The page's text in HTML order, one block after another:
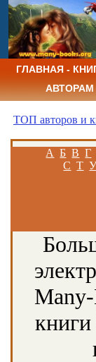
ГЛАВНАЯ -
АВТОРАМ
ТОП авторов и
А Б В Г
С Т
книги